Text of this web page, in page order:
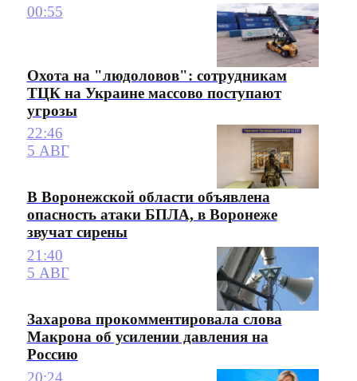
00:55
Охота на "людоловов": сотрудникам
ТЦК на Украине массово поступают
угрозы
22:46
5 АВГ
В Воронежской области объявлена
опасность атаки БПЛА, в Воронеже
звучат сирены
21:40
5 АВГ
Захарова прокомментировала слова
Макрона об усилении давления на
Россию
20:24